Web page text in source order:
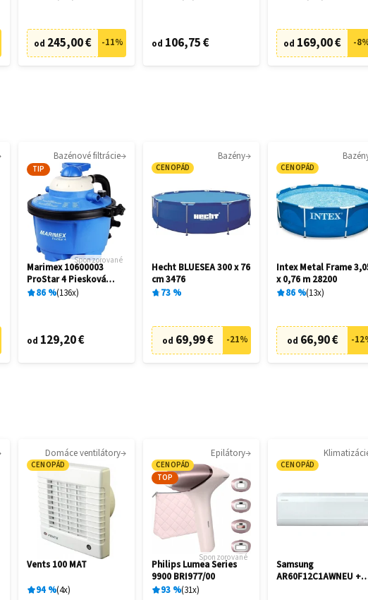
od 245,00 € -11% od 106,75 € od 169,00 € -8
Bazénové filtrácie
TIP
Sponzorované
Marimex 10600003
ProStar 4 Piesková
filtrácia
86 % 136x
od 129,20 €
Bazény
CENOPÁD
Hecht BLUESEA 300 x 76
cm 3476
73 %
od 69,99 € -21%
CENOPÁD
Intex Metal Frame
x 0,76 m 28200
86 % 13x
od 66,90 € -12
Domáce ventilátory
CENOPÁD
Vents 100 MAT
94% 4x
Epilátory
CENOPÁD
TOP
Sponzorované
Philips Lumea Series
9900 BRI977/00
93 % 31x
CENOPÁD
Samsung
AR60F12C1AWNEU +